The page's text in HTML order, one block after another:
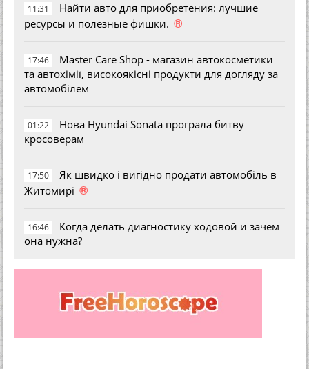
11:31
Найти авто для приобретения: лучшие
ресурсы и полезные фишки. ®
17:46
Master Care Shop - магазин автокосметики
та автохімії, високоякісні продукти для догляду за
автомобілем
01:22
Нова Hyundai Sonata програла битву
кросоверам
17:50
Як швидко і вигідно продати автомобіль в
Житомирі ®
16:46
Когда делать диагностику ходовой и зачем
она нужна?